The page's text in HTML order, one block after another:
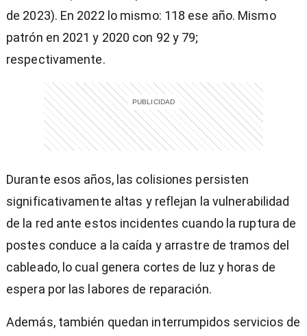
de 2023). En 2022 lo mismo: 118 ese año. Mismo
patrón en 2021 y 2020 con 92 y 79;
respectivamente.
Durante esos años, las colisiones persisten
significativamente altas y reflejan la vulnerabilidad
de la red ante estos incidentes cuando la ruptura de
postes conduce a la caída y arrastre de tramos del
cableado, lo cual genera cortes de luz y horas de
espera por las labores de reparación.
Además, también quedan interrumpidos servicios de